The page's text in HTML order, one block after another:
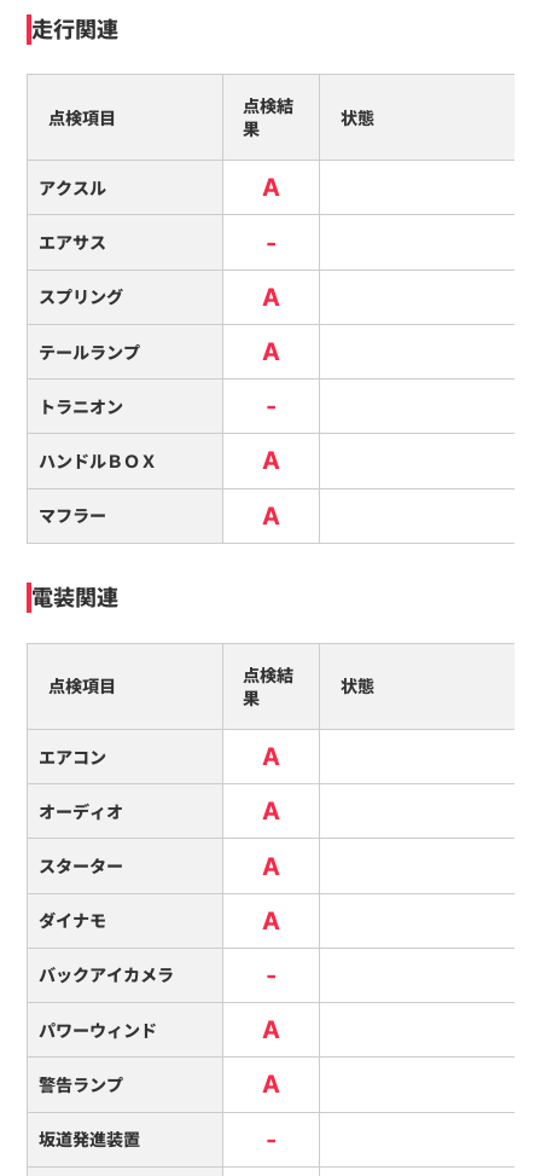
走行関連
点検項目
点検結
果
状態
アクスル A
エアサス -
スプリング A
テールランプ A
トラニオン -
ハンドルＢＯＸ A
マフラー A
電装関連
点検項目
点検結
果
状態
エアコン A
オーディオ A
スターター A
ダイナモ A
バックアイカメラ -
パワーウィンド A
警告ランプ A
坂道発進装置 -